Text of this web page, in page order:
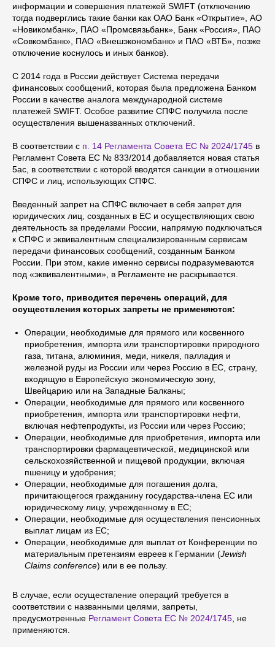
информации и совершения платежей SWIFT (отключению
тогда подверглись такие банки как ОАО Банк «Открытие», АО
«Новикомбанк», ПАО «Промсвязьбанк», Банк «Россия», ПАО
«Совкомбанк», ПАО «Внешэкономбанк» и ПАО «ВТБ», позже
отключение коснулось и иных банков).
С 2014 года в России действует Система передачи
финансовых сообщений, которая была предложена Банком
России в качестве аналога международной системе
платежей SWIFT. Особое развитие СПФС получила после
осуществления вышеназванных отключений.
В соответствии с п. 14 Регламента Совета ЕС № 2024/1745 в
Регламент Совета ЕС № 833/2014 добавляется новая статья
5ac, в соответствии с которой вводятся санкции в отношении
СПФС и лиц, использующих СПФС.
Введенный запрет на СПФС включает в себя запрет для
юридических лиц, созданных в ЕС и осуществляющих свою
деятельность за пределами России, напрямую подключаться
к СПФС и эквивалентным специализированным сервисам
передачи финансовых сообщений, созданным Банком
России. При этом, какие именно сервисы подразумеваются
под «эквивалентными», в Регламенте не раскрывается.
Кроме того, приводится перечень операций, для
осуществления которых запреты не применяются:
Операции, необходимые для прямого или косвенного
приобретения, импорта или транспортировки природного
газа, титана, алюминия, меди, никеля, палладия и
железной руды из России или через Россию в ЕС, страну,
входящую в Европейскую экономическую зону,
Швейцарию или на Западные Балканы;
Операции, необходимые для прямого или косвенного
приобретения, импорта или транспортировки нефти,
включая нефтепродукты, из России или через Россию;
Операции, необходимые для приобретения, импорта или
транспортировки фармацевтической, медицинской или
сельскохозяйственной и пищевой продукции, включая
пшеницу и удобрения;
Операции, необходимые для погашения долга,
причитающегося гражданину государства-члена ЕС или
юридическому лицу, учрежденному в ЕС;
Операции, необходимые для осуществления пенсионных
выплат лицам из ЕС;
Операции, необходимые для выплат от Конференции по
материальным претензиям евреев к Германии (Jewish
Claims conference) или в ее пользу.
В случае, если осуществление операций требуется в
соответствии с названными целями, запреты,
предусмотренные Регламент Совета ЕС № 2024/1745 , не
применяются.